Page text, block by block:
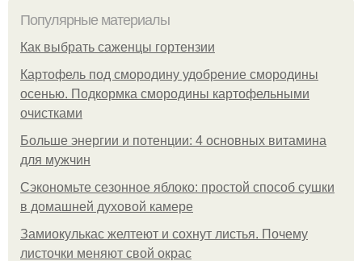
Популярные материалы
Как выбрать саженцы гортензии
Картофель под смородину удобрение смородины
осенью. Подкормка смородины картофельными
очистками
Больше энергии и потенции: 4 основных витамина
для мужчин
Сэкономьте сезонное яблоко: простой способ сушки
в домашней духовой камере
Замиокулькас желтеют и сохнут листья. Почему
листочки меняют свой окрас